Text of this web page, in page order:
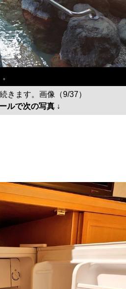
きます。画像（9/37）
ルで次の写真 ↓